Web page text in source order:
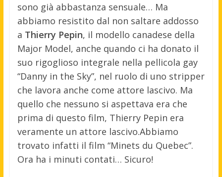
sono già abbastanza sensuale… Ma
abbiamo resistito dal non saltare addosso
a Thierry Pepin, il modello canadese della
Major Model, anche quando ci ha donato il
suo rigoglioso integrale nella pellicola gay
“Danny in the Sky”, nel ruolo di uno stripper
che lavora anche come attore lascivo. Ma
quello che nessuno si aspettava era che
prima di questo film, Thierry Pepin era
veramente un attore lascivo.Abbiamo
trovato infatti il film “Minets du Quebec”.
Ora ha i minuti contati… Sicuro!